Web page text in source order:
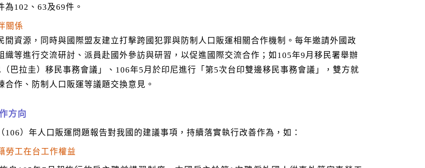
為102、63及69件。
關係
間資源，同時與國際盟友建立打擊跨國犯罪與防制人口販運相關合作機制。每年邀請外國政
織等進行交流研討、派員赴國外參訪與研習，以促進國際交流合作；如105年9月移民署舉辦
（巴拉圭）移民事務會議」、106年5月於印尼進行「第5次台印雙邊移民事務會議」，雙方就
合作、防制人口販運等議題交換意見。
方向
106）年人口販運問題報告對我國的建議事項，持續落實執行改善作為，如：
勞工在台工作權益